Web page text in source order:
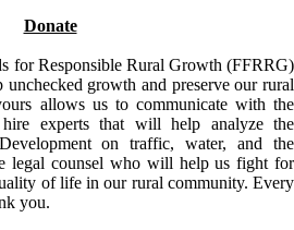
Donate
for Responsible Rural Growth (FFRRG)
growth and preserve our rural
allows us to communicate with the
hire experts that will help analyze the
on traffic, water, and the
legal counsel who will help us fight for
of life in our rural community. Every
you.